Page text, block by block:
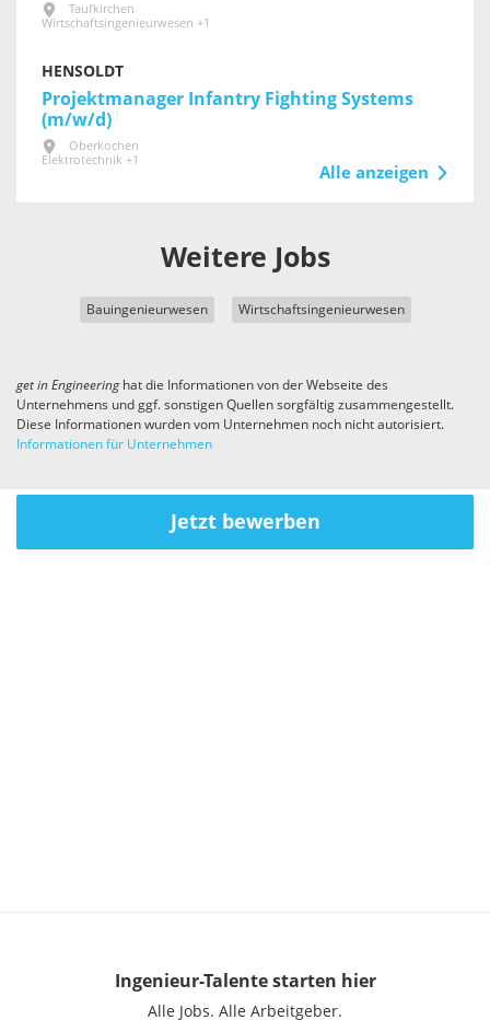
Taufkirchen
Wirtschaftsingenieurwesen +1
HENSOLDT
Projektmanager Infantry Fighting Systems
(m/w/d)
Oberkochen
Elektrotechnik +1
Alle anzeigen
Weitere Jobs
Bauingenieurwesen Wirtschaftsingenieurwesen
get in Engineeringhat die Informationen von der Webseite des
Unternehmens und ggf. sonstigen Quellen sorgfältig zusammengestellt.
Diese Informationen wurden vom Unternehmen noch nicht autorisiert.
Informationen für Unternehmen
Jetzt bewerben
Ingenieur-Talentestarten hier
Alle Jobs. Alle Arbeitgeber.